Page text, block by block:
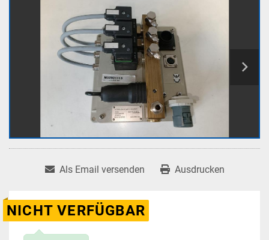
Als Email versenden Ausdrucken
NICHT VERFÜGBAR